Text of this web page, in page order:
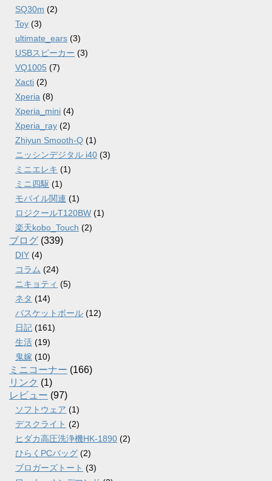
SQ30m (2)
Toy (3)
ultimate_ears (3)
USBスピーカー (3)
VQ1005 (7)
Xacti (2)
Xperia (8)
Xperia_mini (4)
Xperia_ray (2)
Zhiyun Smooth-Q (1)
ニッシンデジタル i40 (3)
ミニエレキ (1)
ミニ四駆 (1)
モバイル関連 (1)
ロジクールT120BW (1)
楽天kobo_Touch (2)
ブログ (339)
DIY (4)
コラム (24)
ニキョティ (5)
ネタ (14)
バスケットボール (12)
日記 (161)
生活 (19)
鬼嫁 (10)
ミニコーナー (166)
リンク (1)
レビュー (97)
ソフトウェア (1)
デスクライト (2)
ヒダカ高圧洗浄機HK-1890 (2)
ひらくPCバッグ (2)
ブロガーズトート (3)